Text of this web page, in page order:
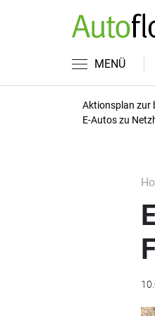
MENÜ
Aktionsplan zur
E-Autos zu